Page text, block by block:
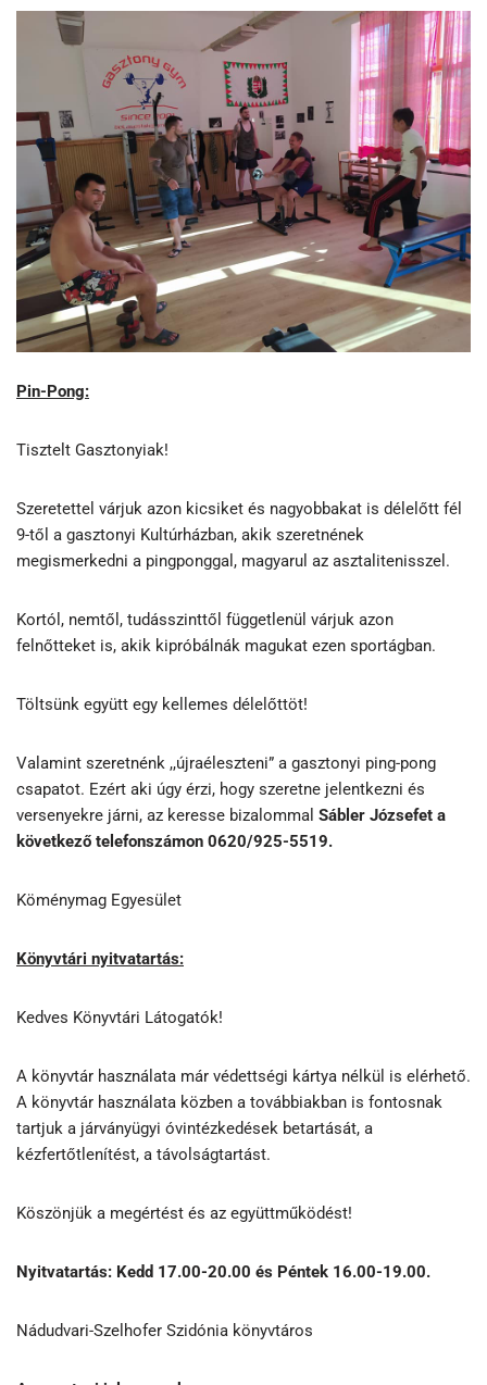
Pin-Pong:
Tisztelt Gasztonyiak!
Szeretettel várjuk azon kicsiket és nagyobbakat is délelőtt fél
9-től a gasztonyi Kultúrházban, akik szeretnének
megismerkedni a pingponggal, magyarul az asztalitenisszel.
Kortól, nemtől, tudásszinttől függetlenül várjuk azon
felnőtteket is, akik kipróbálnák magukat ezen sportágban.
Töltsünk együtt egy kellemes délelőttöt!
Valamint szeretnénk ,,újraéleszteni” a gasztonyi ping-pong
csapatot. Ezért aki úgy érzi, hogy szeretne jelentkezni és
versenyekre járni, az keresse bizalommal Sábler Józsefet a
következő telefonszámon 0620/925-5519.
Köménymag Egyesület
Könyvtári nyitvatartás:
Kedves Könyvtári Látogatók!
A könyvtár használata már védettségi kártya nélkül is elérhető.
A könyvtár használata közben a továbbiakban is fontosnak
tartjuk a járványügyi óvintézkedések betartását, a
kézfertőtlenítést, a távolságtartást.
Köszönjük a megértést és az együttműködést!
Nyitvatartás: Kedd 17.00-20.00 és Péntek 16.00-19.00.
Nádudvari-Szelhofer Szidónia könyvtáros